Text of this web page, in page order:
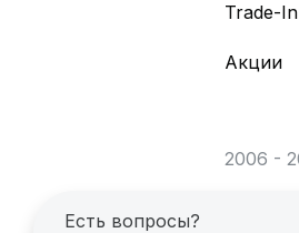
Trade-
Акции
2006 -
Есть вопросы?